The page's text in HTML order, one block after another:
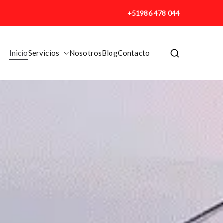
+51986 478 044
InicioServicios NosotrosBlogContacto